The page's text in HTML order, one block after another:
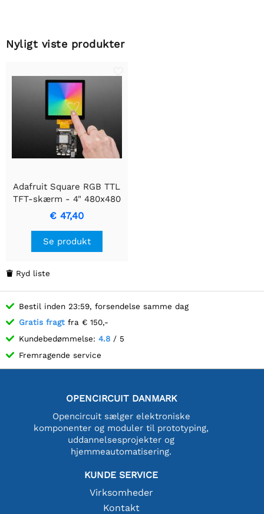
Nyligt viste produkter
Adafruit Square RGB TTL
TFT-skærm - 4" 480x480
- Med Kapacitiv Touch
€ 47,40
Se produkt
 Ryd liste
Bestil inden 23:59, forsendelse samme dag
Gratis fragt fra € 150,-
Kundebedømmelse: 4.8 / 5
Fremragende service
OPENCIRCUIT DANMARK
Opencircuit sælger elektroniske
komponenter og moduler til prototyping,
uddannelsesprojekter og
hjemmeautomatisering.
KUNDE SERVICE
Virksomheder
Kontakt